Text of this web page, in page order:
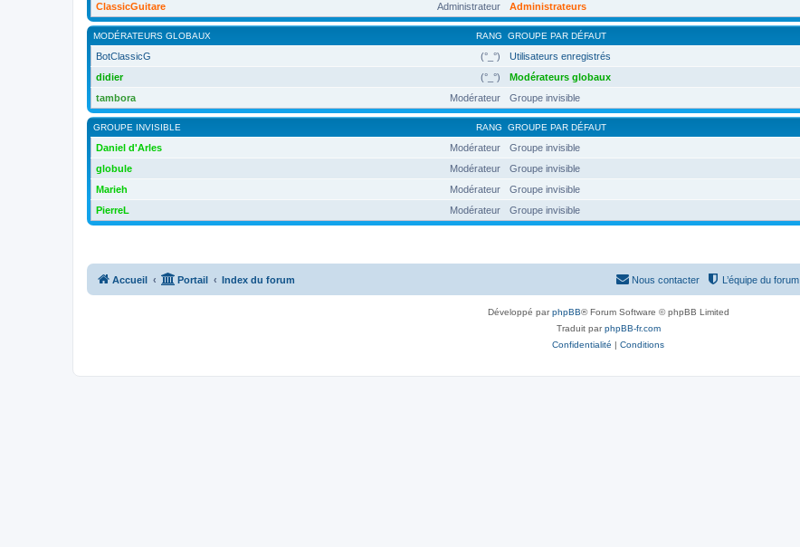
Administrateur
ClassicGuitare Administrateurs
RANG
MODÉRATEURS GLOBAUX GROUPE PAR DÉFAUT
(°_°)
BotClassicG Utilisateurs enregistrés
(°_°)
didier Modérateurs globaux
Modérateur
tambora Groupe invisible
RANG
GROUPE INVISIBLE GROUPE PAR DÉFAUT
Modérateur
Daniel d'Arles Groupe invisible
Modérateur
globule Groupe invisible
Modérateur
Marieh Groupe invisible
Modérateur
PierreL Groupe invisible
Accueil Portail Index du forum L’équipe du forum
Nous contacter
Développé parphpBB® Forum Software © phpBB Limited
Traduit parphpBB-fr.com
Confidentialité | Conditions